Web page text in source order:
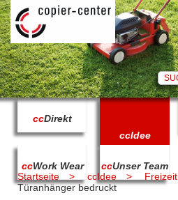
ccDirekt
ccIdee
ccWork Wear ccUnser Team
Startseite
ccIdee
Freizeit
Türanhänger bedruckt